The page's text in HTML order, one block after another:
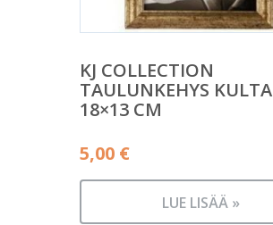
KJ COLLECTION
TAULUNKEHYS KULTA
18×13 CM
5,00 €
LUE LISÄÄ »